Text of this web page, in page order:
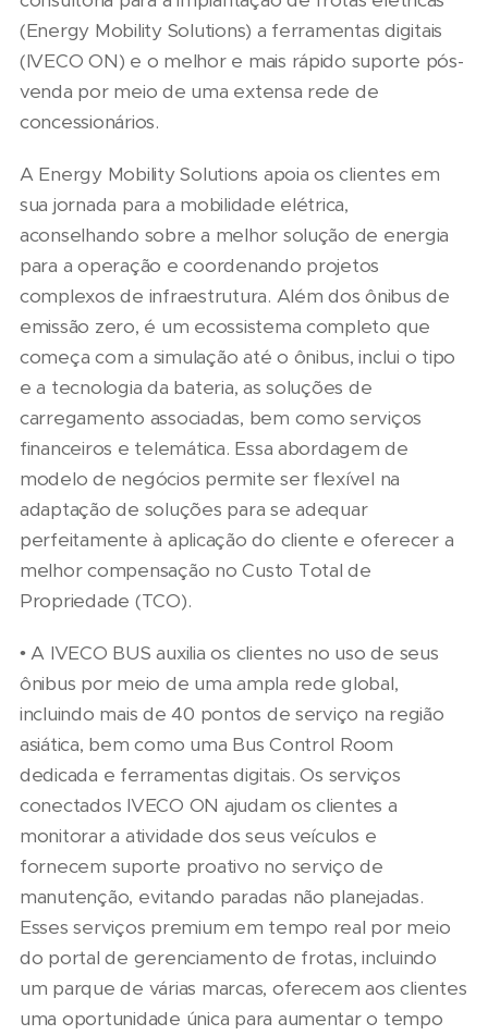
(Energy Mobility Solutions) a ferramentas digitais
(IVECO ON) e o melhor e mais rápido suporte pós-
venda por meio de uma extensa rede de
concessionários.
A Energy Mobility Solutions apoia os clientes em
sua jornada para a mobilidade elétrica,
aconselhando sobre a melhor solução de energia
para a operação e coordenando projetos
complexos de infraestrutura. Além dos ônibus de
emissão zero, é um ecossistema completo que
começa com a simulação até o ônibus, inclui o tipo
e a tecnologia da bateria, as soluções de
carregamento associadas, bem como serviços
financeiros e telemática. Essa abordagem de
modelo de negócios permite ser flexível na
adaptação de soluções para se adequar
perfeitamente à aplicação do cliente e oferecer a
melhor compensação no Custo Total de
Propriedade (TCO).
• A IVECO BUS auxilia os clientes no uso de seus
ônibus por meio de uma ampla rede global,
incluindo mais de 40 pontos de serviço na região
asiática, bem como uma Bus Control Room
dedicada e ferramentas digitais. Os serviços
conectados IVECO ON ajudam os clientes a
monitorar a atividade dos seus veículos e
fornecem suporte proativo no serviço de
manutenção, evitando paradas não planejadas.
Esses serviços premium em tempo real por meio
do portal de gerenciamento de frotas, incluindo
um parque de várias marcas, oferecem aos clientes
uma oportunidade única para aumentar o tempo